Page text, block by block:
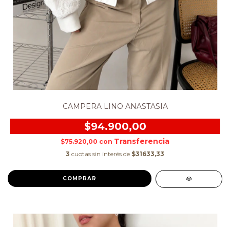
CAMPERA LINO ANASTASIA
$94.900,00
$75.920,00 con
3 cuotas sin interés de $31633,33
COMPRAR